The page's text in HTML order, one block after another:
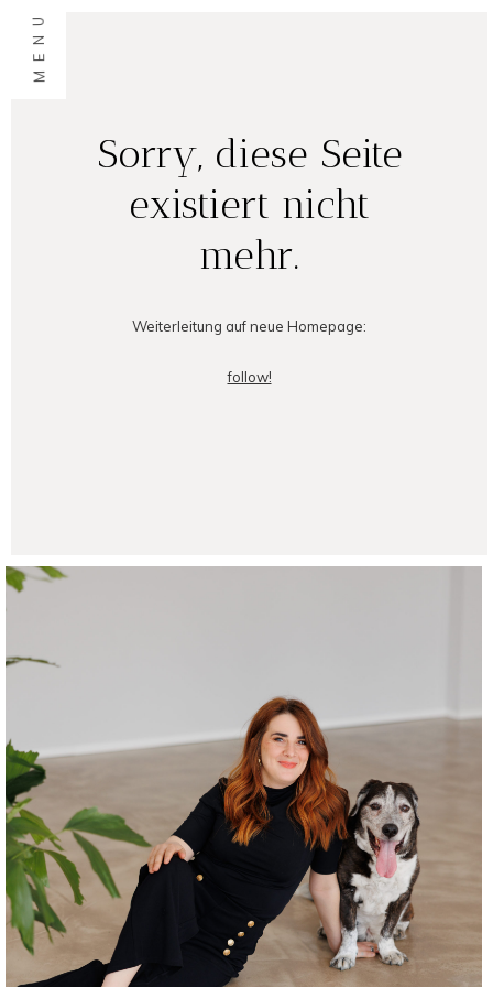
MENU
Sorry, diese Seite
existiert nicht
mehr.
Weiterleitung auf neue Homepage:
follow!